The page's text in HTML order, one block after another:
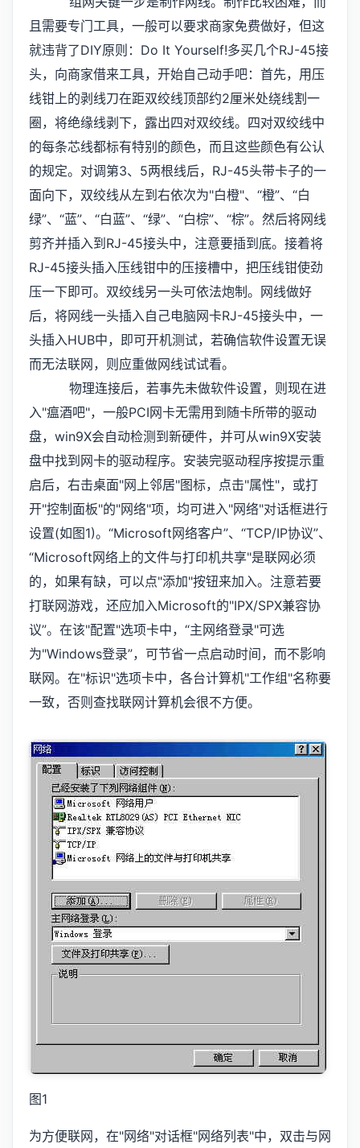
且需要专门工具，一般可以要求商家免费做好，但这
就违背了DIY原则：Do It Yourself!多买几个RJ-45接
头，向商家借来工具，开始自己动手吧：首先，用压
线钳上的剥线刀在距双绞线顶部约2厘米处绕线割一
圈，将绝缘线剥下，露出四对双绞线。四对双绞线中
的每条芯线都标有特别的颜色，而且这些颜色有公认
的规定。对调第3、5两根线后，RJ-45头带卡子的一
面向下，双绞线从左到右依次为"白橙"、“橙”、“白
绿”、“蓝”、“白蓝”、“绿”、“白棕”、“棕”。然后将网线
剪齐并插入到RJ-45接头中，注意要插到底。接着将
RJ-45接头插入压线钳中的压接槽中，把压线钳使劲
压一下即可。双绞线另一头可依法炮制。网线做好
后，将网线一头插入自己电脑网卡RJ-45接头中，一
头插入HUB中，即可开机测试，若确信软件设置无误
而无法联网，则应重做网线试试看。
物理连接后，若事先未做软件设置，则现在进
入"瘟酒吧"，一般PCI网卡无需用到随卡所带的驱动
盘，win9X会自动检测到新硬件，并可从win9X安装
盘中找到网卡的驱动程序。安装完驱动程序按提示重
启后，右击桌面"网上邻居"图标，点击"属性"，或打
开"控制面板"的"网络"项，均可进入"网络"对话框进行
设置(如图1)。“Microsoft网络客户”、“TCP/IP协议”、
“Microsoft网络上的文件与打印机共享"是联网必须
的，如果有缺，可以点"添加"按钮来加入。注意若要
打联网游戏，还应加入Microsoft的"IPX/SPX兼容协
议”。在该"配置"选项卡中，“主网络登录"可选
为"Windows登录”，可节省一点启动时间，而不影响
联网。在"标识"选项卡中，各台计算机"工作组"名称要
一致，否则查找联网计算机会很不方便。
图1
为方便联网，在"网络"对话框"网络列表"中，双击与网